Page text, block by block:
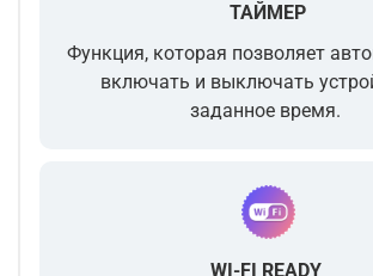
ТАЙМЕР
Функция, которая позволяет
включать и выключать
заданное время.
WI-FI READY